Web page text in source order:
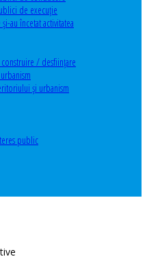
de execuție
au încetat activitatea
/ desființare
şi urbanism
public